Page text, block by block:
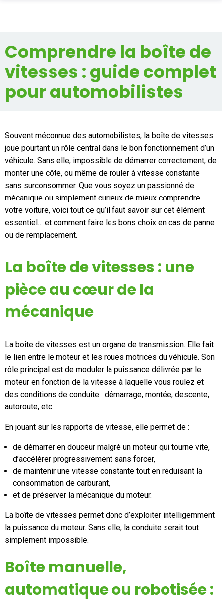
Total 0,00 €
Acheter
ENLÈVEMENT EPAVE
ALLO CASSE AUTO
SUR PLACE
ASSURANCE
Mon compte
Appelez-nous
01 60 48 23 09
Comprendre la boîte de
vitesses : guide complet
pour automobilistes
Souvent méconnue des automobilistes, la boîte de vitesses
joue pourtant un rôle central dans le bon fonctionnement d’un
véhicule. Sans elle, impossible de démarrer correctement, de
monter une côte, ou même de rouler à vitesse constante
sans surconsommer. Que vous soyez un passionné de
mécanique ou simplement curieux de mieux comprendre
votre voiture, voici tout ce qu’il faut savoir sur cet élément
essentiel… et comment faire les bons choix en cas de panne
ou de remplacement.
La boîte de vitesses : une
pièce au cœur de la
mécanique
La boîte de vitesses est un organe de transmission. Elle fait
le lien entre le moteur et les roues motrices du véhicule. Son
rôle principal est de moduler la puissance délivrée par le
moteur en fonction de la vitesse à laquelle vous roulez et
des conditions de conduite : démarrage, montée, descente,
autoroute, etc.
En jouant sur les rapports de vitesse, elle permet de :
de démarrer en douceur malgré un moteur qui tourne vite,
d’accélérer progressivement sans forcer,
de maintenir une vitesse constante tout en réduisant la
consommation de carburant,
et de préserver la mécanique du moteur.
La boîte de vitesses permet donc d’exploiter intelligemment
la puissance du moteur. Sans elle, la conduite serait tout
simplement impossible.
Boîte manuelle,
automatique ou robotisée :